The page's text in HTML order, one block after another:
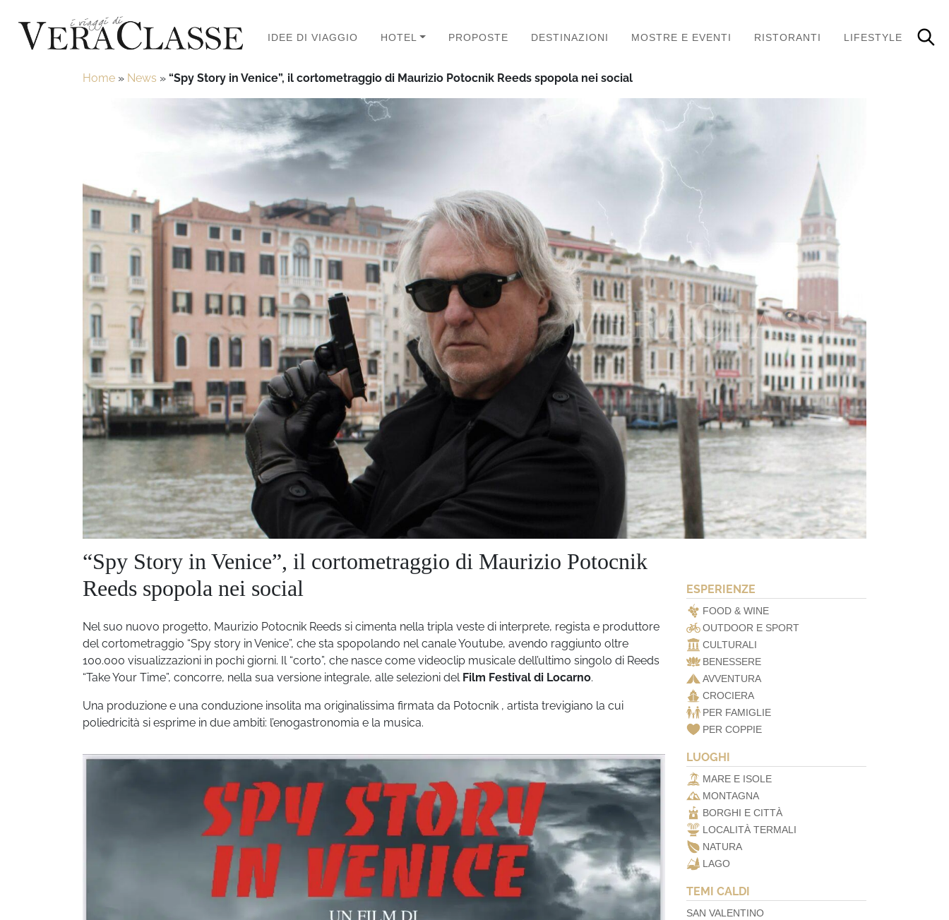
IDEE DI VIAGGIO HOTEL PROPOSTE DESTINAZIONI MOSTRE E EVENTI RISTORANTI LIFESTYLE
Home » News » “Spy Story in Venice”, il cortometraggio di Maurizio Potocnik Reeds spopola nei social
“Spy Story in Venice”, il cortometraggio di Maurizio Potocnik
Reeds spopola nei social
Nel suo nuovo progetto, Maurizio Potocnik Reeds si cimenta nella tripla veste di interprete, regista e produttore
del cortometraggio “Spy story in Venice”, che sta spopolando nel canale Youtube, avendo raggiunto oltre
100.000 visualizzazioni in pochi giorni. Il “corto”, che nasce come videoclip musicale dell’ultimo singolo di Reeds
“Take Your Time”, concorre, nella sua versione integrale, alle selezioni del Film Festival di Locarno.
Una produzione e una conduzione insolita ma originalissima firmata da Potocnik , artista trevigiano la cui
poliedricità si esprime in due ambiti: l’enogastronomia e la musica.
ESPERIENZE
FOOD & WINE
OUTDOOR E SPORT
CULTURALI
BENESSERE
AVVENTURA
CROCIERA
PER FAMIGLIE
PER COPPIE
LUOGHI
MARE E ISOLE
MONTAGNA
BORGHI E CITTÀ
LOCALITÀ TERMALI
NATURA
LAGO
TEMI CALDI
SAN VALENTINO